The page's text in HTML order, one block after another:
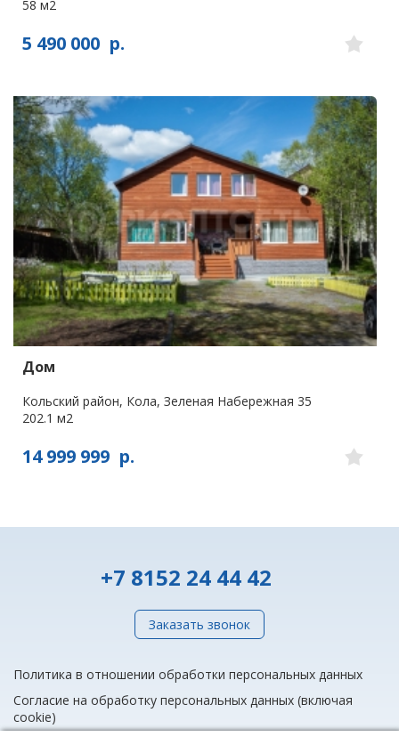
58 м2
5 490 000 р.
Дом
Кольский район, Кола, Зеленая Набережная 35
202.1 м2
14 999 999 р.
+7 8152 24 44 42
Заказать звонок
Политика в отношении обработки персональных данных
Согласие на обработку персональных данных (включая
cookie)